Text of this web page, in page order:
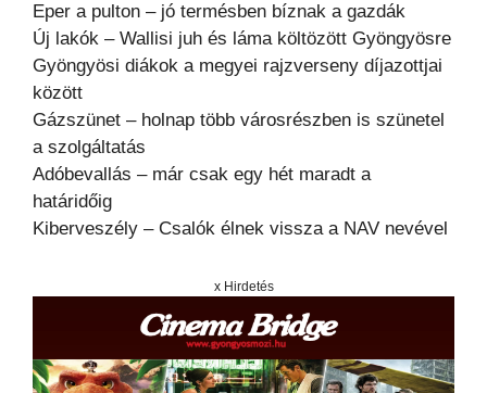
Eper a pulton – jó termésben bíznak a gazdák
Új lakók – Wallisi juh és láma költözött Gyöngyösre
Gyöngyösi diákok a megyei rajzverseny díjazottjai
között
Gázszünet – holnap több városrészben is szünetel
a szolgáltatás
Adóbevallás – már csak egy hét maradt a
határidőig
Kiberveszély – Csalók élnek vissza a NAV nevével
x Hirdetés